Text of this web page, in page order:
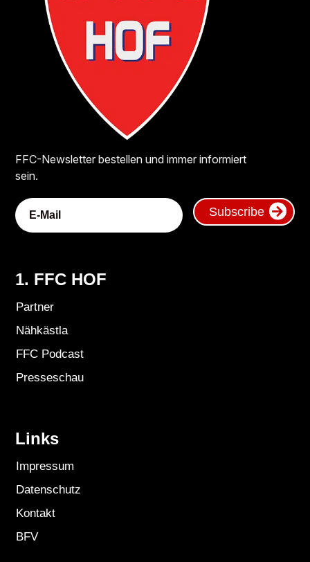
FFC-Newsletter bestellen und immer informiert
sein.
Subscribe
1. FFC HOF
Partner
Nähkästla
FFC Podcast
Presseschau
Links
Impressum
Datenschutz
Kontakt
BFV